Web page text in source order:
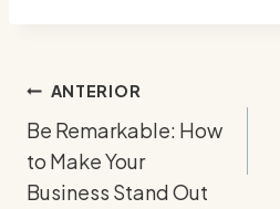
Navegación
de
entradas
ANTERIOR
Be Remarkable: How
to Make Your
Business Stand Out